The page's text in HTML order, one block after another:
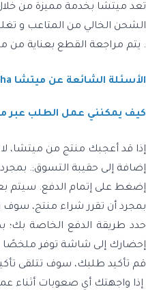
تعد ميتشا بخدمة مميزة من
الشحن الخالي من المتاعب و
. يتم مراجعة القطع بعناية من
الأسئلة الشائعة عن ميتشا Mitcha
كيف يمكنني عمل الطلب عبر
‫إذا قد أعجبك منتج من ميتشا،
إضافة إلى حقيبة التسوق;. بمجرد
إضغط على إتمام الدفع. سيتم
بمجرد أن تقرر شراء منتج، سوف
حدد طريقة الدفع الخاصة بك؛
إحضارك إلى شاشة توفر ملخصًا
قم تأكيد طلبك، سوف تتلقى
‏‫إذا واجهتك أي صعوبات أثناء